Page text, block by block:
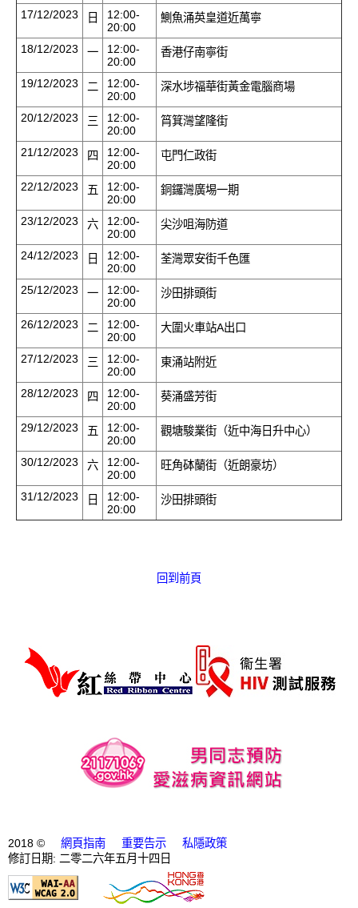
17/12/2023 日
12:00-
20:00
鰂魚涌英皇道近萬寧
18/12/2023 一
12:00-
20:00
香港仔南寧街
19/12/2023 二
12:00-
20:00
深水埗福華街黃金電腦商場
20/12/2023 三
12:00-
20:00
筲箕灣望隆街
21/12/2023 四
12:00-
20:00
屯門仁政街
22/12/2023 五
12:00-
20:00
銅鑼灣廣埸一期
23/12/2023 六
12:00-
20:00
尖沙咀海防道
24/12/2023 日
12:00-
20:00
荃灣眾安街千色匯
25/12/2023 一
12:00-
20:00
沙田排頭街
26/12/2023 二
12:00-
20:00
大圍火車站A出口
27/12/2023 三
12:00-
20:00
東涌站附近
28/12/2023 四
12:00-
20:00
葵涌盛芳街
29/12/2023 五
12:00-
20:00
觀塘駿業街（近中海日升中心）
30/12/2023 六
12:00-
20:00
旺角砵蘭街（近朗豪坊）
31/12/2023 日
12:00-
20:00
沙田排頭街
回到前頁
2018 © 網頁指南 重要告示
私隱政策
修訂日期: 二零二六年五月十四日